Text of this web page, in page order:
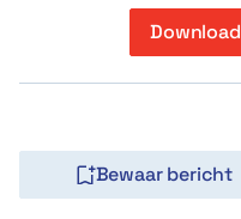
Bewaar bericht